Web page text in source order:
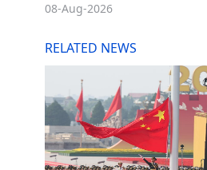
08-Aug-2026
RELATED NEWS